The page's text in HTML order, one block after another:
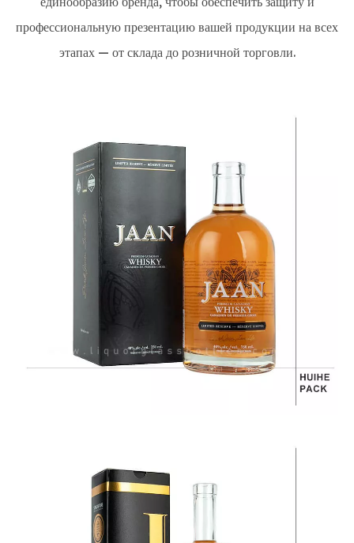
профессиональную презентацию вашей продукции на всех
этапах — от склада до розничной торговли.